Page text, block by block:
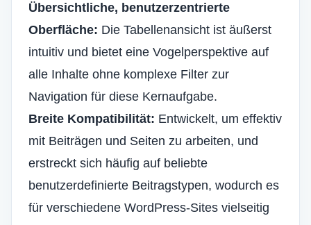
Übersichtliche, benutzerzentrierte
Oberfläche: Die Tabellenansicht ist äußerst
intuitiv und bietet eine Vogelperspektive auf
alle Inhalte ohne komplexe Filter zur
Navigation für diese Kernaufgabe.
Breite Kompatibilität: Entwickelt, um effektiv
mit Beiträgen und Seiten zu arbeiten, und
erstreckt sich häufig auf beliebte
benutzerdefinierte Beitragstypen, wodurch es
für verschiedene WordPress-Sites vielseitig